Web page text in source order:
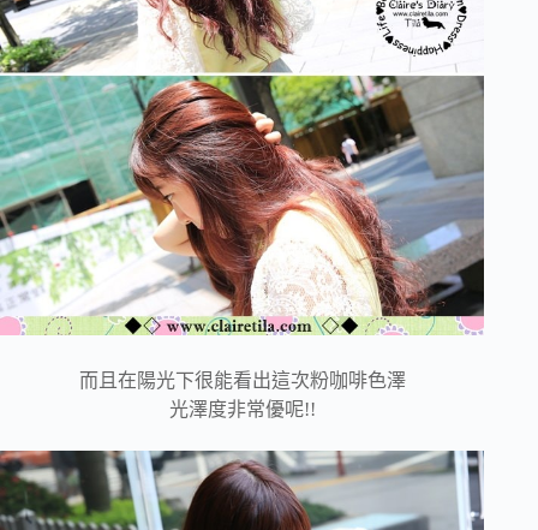
而且在陽光下很能看出這次粉咖啡色澤
光澤度非常優呢!!